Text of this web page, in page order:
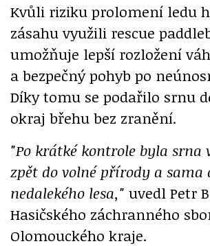
Kvůli riziku prolomení ledu
zásahu využili rescue
umožňuje lepší rozložení
a bezpečný pohyb po
Díky tomu se podařilo srnu
okraj břehu bez zranění.
"Po krátké kontrole byla srna
zpět do volné přírody a sama
nedalekého lesa," uvedl Petr
Hasičského záchranného
Olomouckého kraje.